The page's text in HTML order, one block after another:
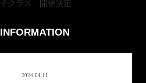
INFORMATION
2024.04.11